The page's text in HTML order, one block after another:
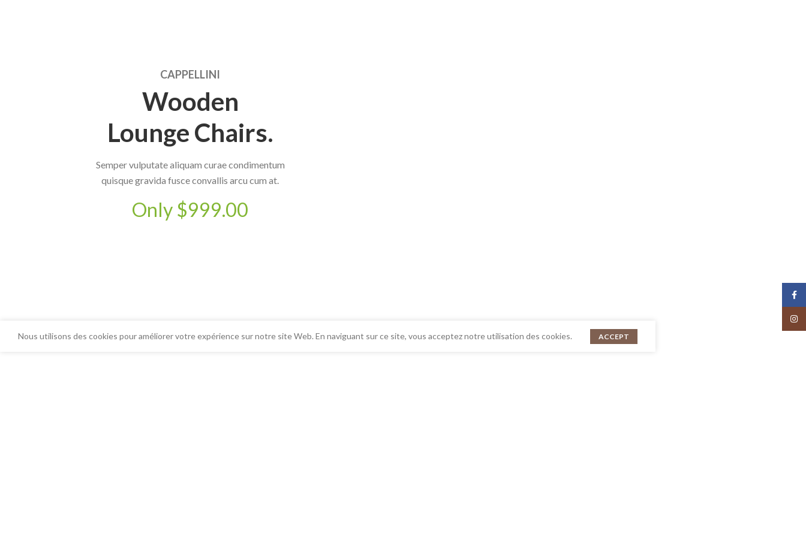
CAPPELLINI
Wooden
Lounge Chairs.
Semper vulputate aliquam curae condimentum
quisque gravida fusce convallis arcu cum at.
Only $999.00
Nous utilisons des cookies pour améliorer votre expérience sur notre site Web. En naviguant sur ce site, vous acceptez notre utilisation des cookies.
ACCEPT